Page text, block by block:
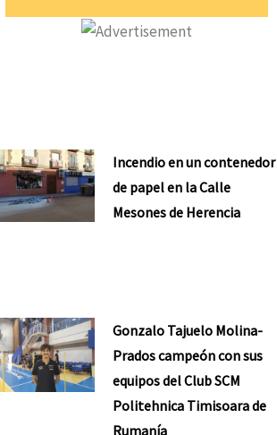
Incendio en un contenedor
de papel en la Calle
Mesones de Herencia
Gonzalo Tajuelo Molina-
Prados campeón con sus
equipos del Club SCM
Politehnica Timisoara de
Rumanía